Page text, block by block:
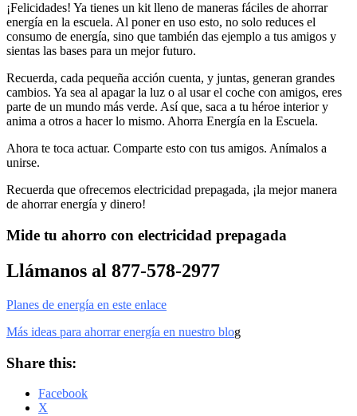
¡Felicidades! Ya tienes un kit lleno de maneras fáciles de ahorrar
energía en la escuela. Al poner en uso esto, no solo reduces el
consumo de energía, sino que también das ejemplo a tus amigos y
sientas las bases para un mejor futuro.
Recuerda, cada pequeña acción cuenta, y juntas, generan grandes
cambios. Ya sea al apagar la luz o al usar el coche con amigos, eres
parte de un mundo más verde. Así que, saca a tu héroe interior y
anima a otros a hacer lo mismo. Ahorra Energía en la Escuela.
Ahora te toca actuar. Comparte esto con tus amigos. Anímalos a
unirse.
Recuerda que ofrecemos electricidad prepagada, ¡la mejor manera
de ahorrar energía y dinero!
Mide tu ahorro con electricidad prepagada
Llámanos al 877-578-2977
Planes de energía en este enlace
Más ideas para ahorrar energía en nuestro blog
Share this:
Facebook
X